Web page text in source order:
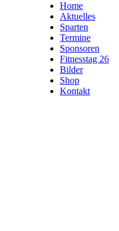
Home
Aktuelles
Sparten
Termine
Sponsoren
Fitnesstag 26
Bilder
Shop
Kontakt